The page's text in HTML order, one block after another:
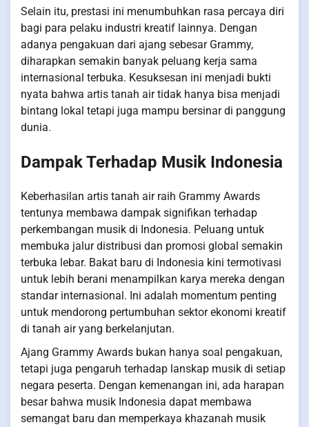
Selain itu, prestasi ini menumbuhkan rasa percaya diri
bagi para pelaku industri kreatif lainnya. Dengan
adanya pengakuan dari ajang sebesar Grammy,
diharapkan semakin banyak peluang kerja sama
internasional terbuka. Kesuksesan ini menjadi bukti
nyata bahwa artis tanah air tidak hanya bisa menjadi
bintang lokal tetapi juga mampu bersinar di panggung
dunia.
Dampak Terhadap Musik Indonesia
Keberhasilan artis tanah air raih Grammy Awards
tentunya membawa dampak signifikan terhadap
perkembangan musik di Indonesia. Peluang untuk
membuka jalur distribusi dan promosi global semakin
terbuka lebar. Bakat baru di Indonesia kini termotivasi
untuk lebih berani menampilkan karya mereka dengan
standar internasional. Ini adalah momentum penting
untuk mendorong pertumbuhan sektor ekonomi kreatif
di tanah air yang berkelanjutan.
Ajang Grammy Awards bukan hanya soal pengakuan,
tetapi juga pengaruh terhadap lanskap musik di setiap
negara peserta. Dengan kemenangan ini, ada harapan
besar bahwa musik Indonesia dapat membawa
semangat baru dan memperkaya khazanah musik